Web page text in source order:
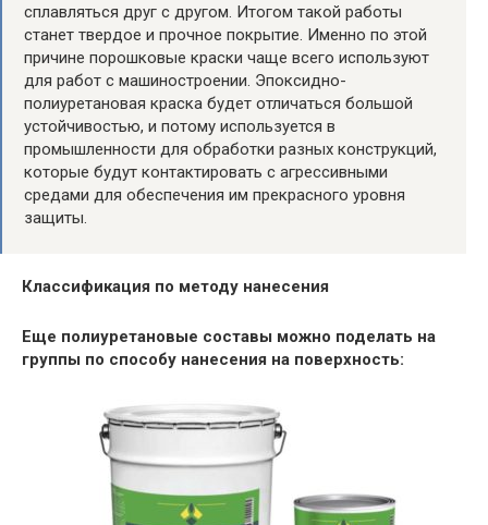
сплавляться друг с другом. Итогом такой работы
станет твердое и прочное покрытие. Именно по этой
причине порошковые краски чаще всего используют
для работ с машиностроении. Эпоксидно-
полиуретановая краска будет отличаться большой
устойчивостью, и потому используется в
промышленности для обработки разных конструкций,
которые будут контактировать с агрессивными
средами для обеспечения им прекрасного уровня
защиты.
Классификация по методу нанесения
Еще полиуретановые составы можно поделать на
группы по способу нанесения на поверхность: